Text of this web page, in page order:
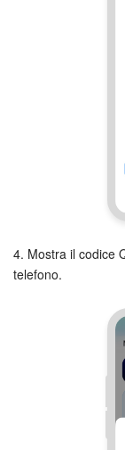
4. Mostra il codice
telefono.